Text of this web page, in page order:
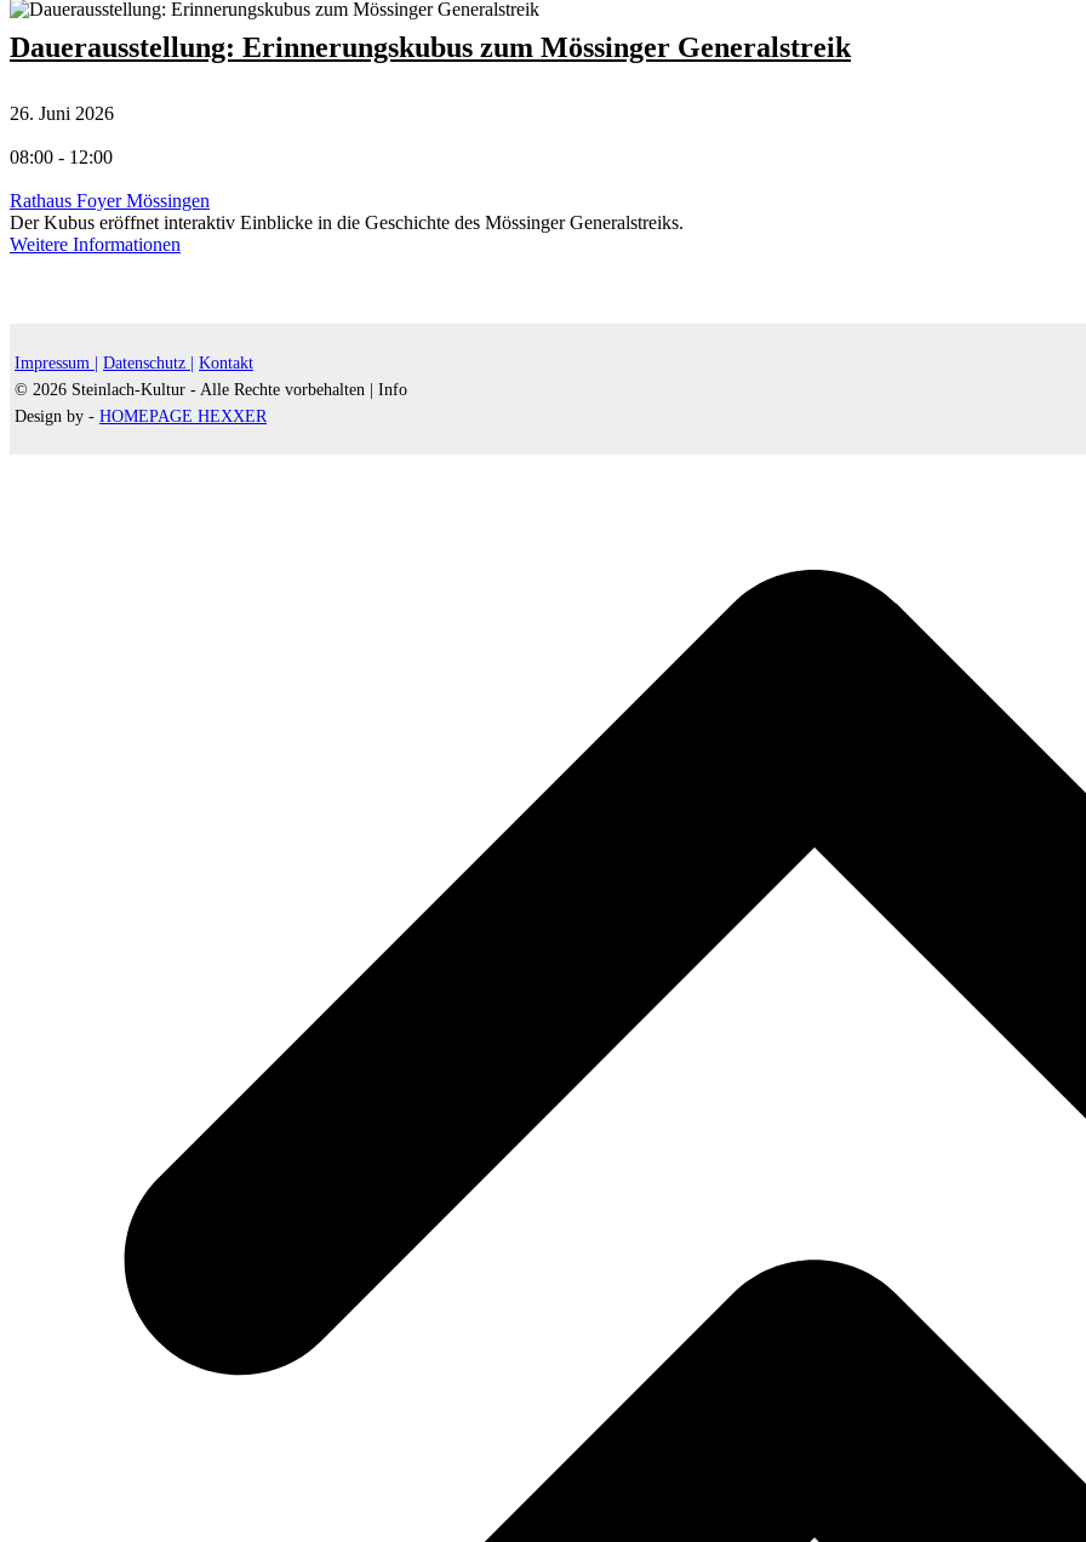
Dauerausstellung: Erinnerungskubus zum Mössinger Generalstreik
26. Juni 2026
08:00 - 12:00
Rathaus Foyer Mössingen
Der Kubus eröffnet interaktiv Einblicke in die Geschichte des Mössinger Generalstreiks.
Weitere Informationen
Impressum | Datenschutz |
Kontakt
© 2026 Steinlach-Kultur - Alle Rechte vorbehalten |
Info
Design by - HOMEPAGE HEXXER